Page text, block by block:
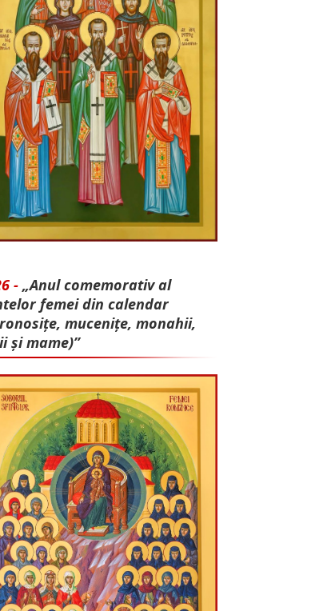
- „Anul comemorativ al
femei din calendar
mu­cenițe, monahii,
și mame)”